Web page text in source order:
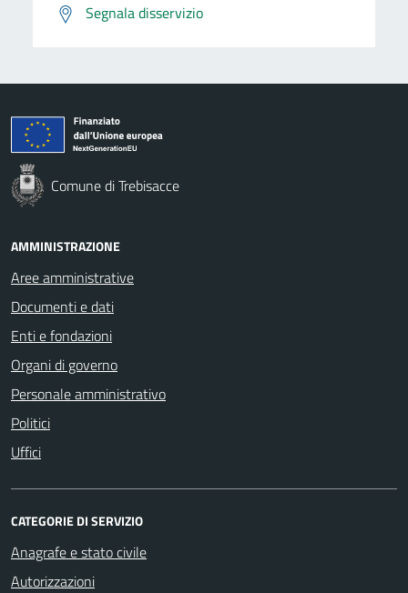
Segnala disservizio
Comune di Trebisacce
AMMINISTRAZIONE
Aree amministrative
Documenti e dati
Enti e fondazioni
Organi di governo
Personale amministrativo
Politici
Uffici
CATEGORIE DI SERVIZIO
Anagrafe e stato civile
Autorizzazioni